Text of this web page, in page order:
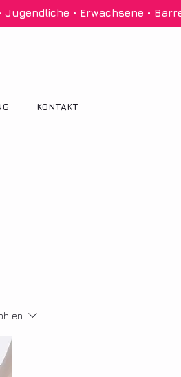
• Erwachsene •
KONTAKT